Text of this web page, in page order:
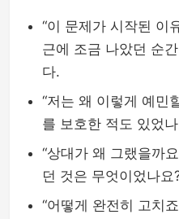
“이 문제가 시작된 이
근에 조금 나았던 순
다.
“저는 왜 이렇게 예민
를 보호한 적도 있었
“상대가 왜 그랬을까
던 것은 무엇이었나요
“어떻게 완전히 고치